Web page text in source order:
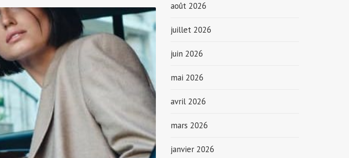
août 2026
juillet 2026
juin 2026
mai 2026
avril 2026
mars 2026
janvier 2026